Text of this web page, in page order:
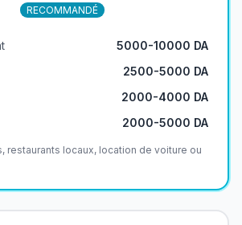
RECOMMANDÉ
5000-10000 DA
2500-5000 DA
2000-4000 DA
2000-5000 DA
restaurants locaux, location de voiture ou